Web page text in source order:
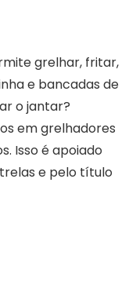
grelhar, fritar,
e bancadas de
o jantar?
em grelhadores
Isso é apoiado
e pelo título